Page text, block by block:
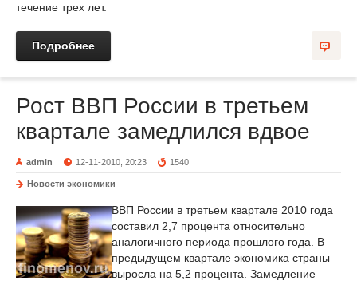
течение трех лет.
Подробнее
Рост ВВП России в третьем
квартале замедлился вдвое
admin 12-11-2010, 20:23 1540
Новости экономики
ВВП России в третьем квартале 2010 года
составил 2,7 процента относительно
аналогичного периода прошлого года. В
предыдущем квартале экономика страны
выросла на 5,2 процента. Замедление